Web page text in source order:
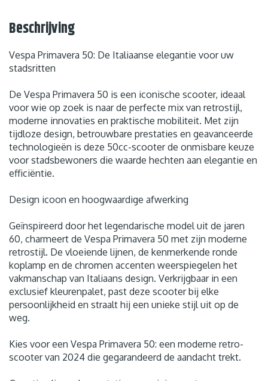
Beschrijving
Vespa Primavera 50: De Italiaanse elegantie voor uw
stadsritten
De Vespa Primavera 50 is een iconische scooter, ideaal
voor wie op zoek is naar de perfecte mix van retrostijl,
moderne innovaties en praktische mobiliteit. Met zijn
tijdloze design, betrouwbare prestaties en geavanceerde
technologieën is deze 50cc-scooter de onmisbare keuze
voor stadsbewoners die waarde hechten aan elegantie en
efficiëntie.
Design icoon en hoogwaardige afwerking
Geïnspireerd door het legendarische model uit de jaren
60, charmeert de Vespa Primavera 50 met zijn moderne
retrostijl. De vloeiende lijnen, de kenmerkende ronde
koplamp en de chromen accenten weerspiegelen het
vakmanschap van Italiaans design. Verkrijgbaar in een
exclusief kleurenpalet, past deze scooter bij elke
persoonlijkheid en straalt hij een unieke stijl uit op de
weg.
Kies voor een Vespa Primavera 50: een moderne retro-
scooter van 2024 die gegarandeerd de aandacht trekt.